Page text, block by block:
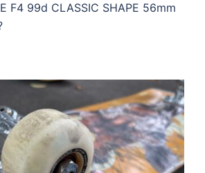
F4 99d CLASSIC SHAPE 56mm